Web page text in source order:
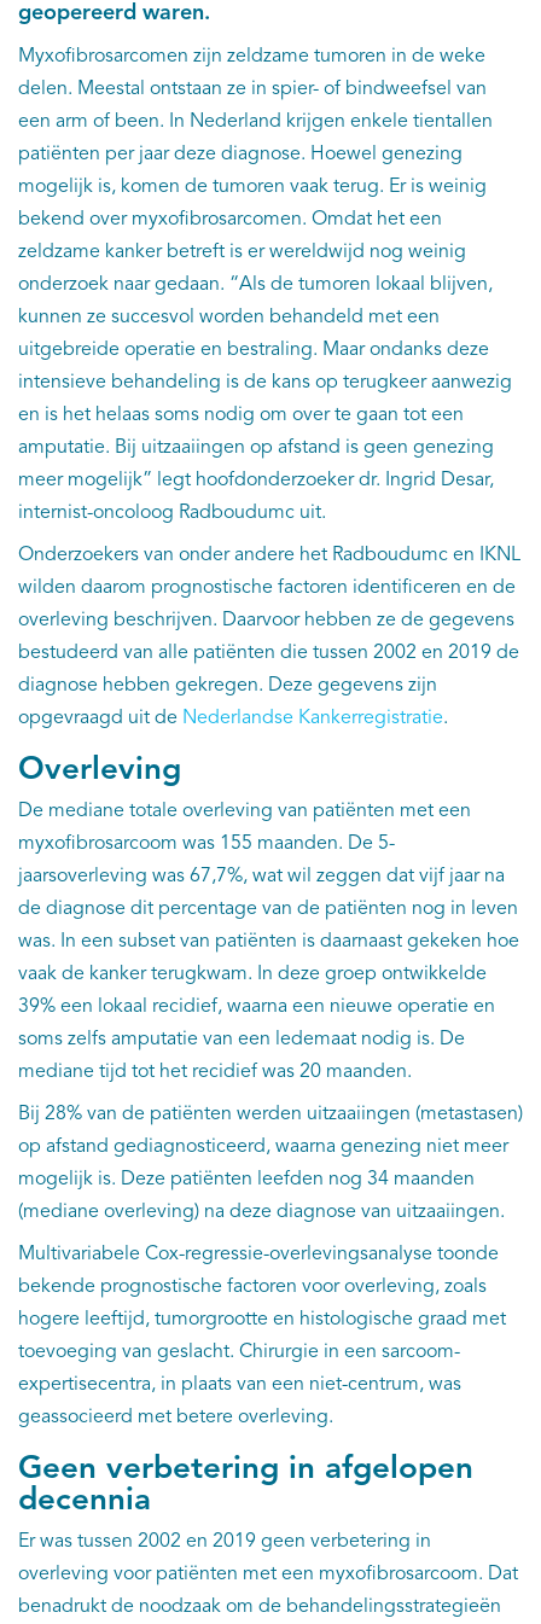
geopereerd waren.
Myxofibrosarcomen zijn zeldzame tumoren in de weke
delen. Meestal ontstaan ze in spier- of bindweefsel van
een arm of been. In Nederland krijgen enkele tientallen
patiënten per jaar deze diagnose. Hoewel genezing
mogelijk is, komen de tumoren vaak terug. Er is weinig
bekend over myxofibrosarcomen. Omdat het een
zeldzame kanker betreft is er wereldwijd nog weinig
onderzoek naar gedaan. “Als de tumoren lokaal blijven,
kunnen ze succesvol worden behandeld met een
uitgebreide operatie en bestraling. Maar ondanks deze
intensieve behandeling is de kans op terugkeer aanwezig
en is het helaas soms nodig om over te gaan tot een
amputatie. Bij uitzaaiingen op afstand is geen genezing
meer mogelijk” legt hoofdonderzoeker dr. Ingrid Desar,
internist-oncoloog Radboudumc uit.
Onderzoekers van onder andere het Radboudumc en IKNL
wilden daarom prognostische factoren identificeren en de
overleving beschrijven. Daarvoor hebben ze de gegevens
bestudeerd van alle patiënten die tussen 2002 en 2019 de
diagnose hebben gekregen. Deze gegevens zijn
opgevraagd uit de Nederlandse Kankerregistratie.
Overleving
De mediane totale overleving van patiënten met een
myxofibrosarcoom was 155 maanden. De 5-
jaarsoverleving was 67,7%, wat wil zeggen dat vijf jaar na
de diagnose dit percentage van de patiënten nog in leven
was. In een subset van patiënten is daarnaast gekeken hoe
vaak de kanker terugkwam. In deze groep ontwikkelde
39% een lokaal recidief, waarna een nieuwe operatie en
soms zelfs amputatie van een ledemaat nodig is. De
mediane tijd tot het recidief was 20 maanden.
Bij 28% van de patiënten werden uitzaaiingen (metastasen)
op afstand gediagnosticeerd, waarna genezing niet meer
mogelijk is. Deze patiënten leefden nog 34 maanden
(mediane overleving) na deze diagnose van uitzaaiingen.
Multivariabele Cox-regressie-overlevingsanalyse toonde
bekende prognostische factoren voor overleving, zoals
hogere leeftijd, tumorgrootte en histologische graad met
toevoeging van geslacht. Chirurgie in een sarcoom-
expertisecentra, in plaats van een niet-centrum, was
geassocieerd met betere overleving.
Geen verbetering in afgelopen
decennia
Er was tussen 2002 en 2019 geen verbetering in
overleving voor patiënten met een myxofibrosarcoom. Dat
benadrukt de noodzaak om de behandelingsstrategieën